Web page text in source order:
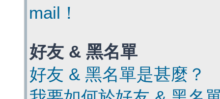
mail！
好友 & 黑名單
好友 & 黑名單是甚麼？